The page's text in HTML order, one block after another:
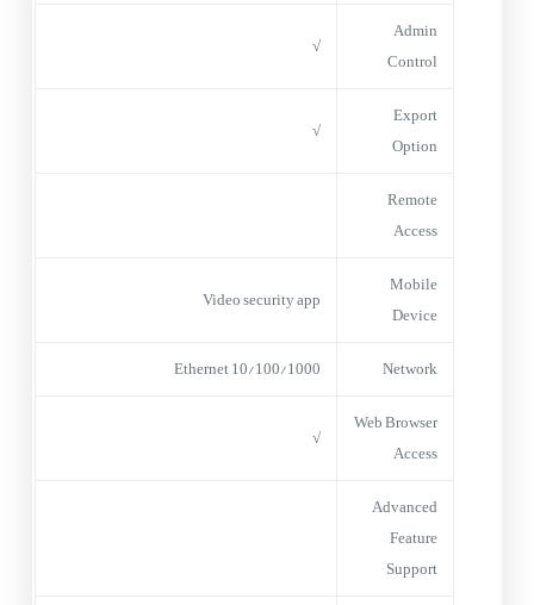
Admin
Control
√
Export
Option
√
Remote
Access
Mobile
Device
Video security app
Network
10/100/1000 Ethernet
Web Browser
Access
√
Advanced
Feature
Support